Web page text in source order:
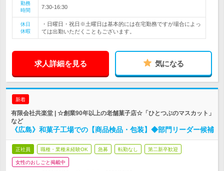
勤務
時間
7:30-16:30
休日
休暇
・日曜日・祝日※土曜日は基本的には在宅勤務ですが場合によっ
ては出勤いただくこともございます。
求人詳細を見る 気になる
新着
有限会社共楽堂 | ☆創業90年以上の老舗菓子店☆「ひとつぶのマスカット」
など
《広島》和菓子工場での【商品検品・包装】◆部門リーダー候補
正社員 職種・業種未経験OK 急募 転勤なし 第二新卒歓迎
女性のおしごと掲載中